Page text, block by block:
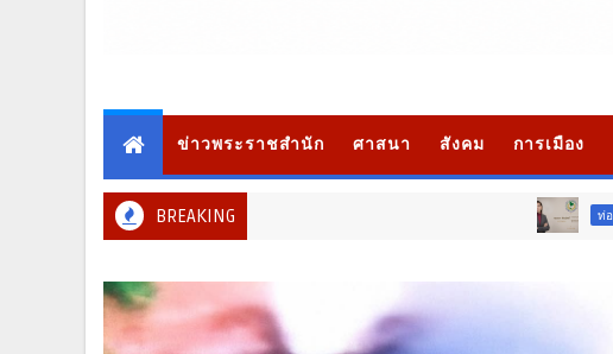
ข่าวพระราชสำนัก ศาสนา สังคม การเมือง
BREAKING